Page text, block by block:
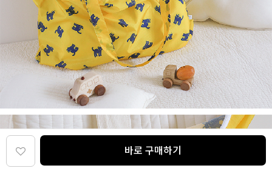
바로 구매하기